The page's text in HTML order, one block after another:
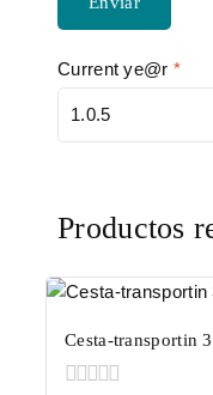
Current ye@r *
Productos
Cesta-transportin